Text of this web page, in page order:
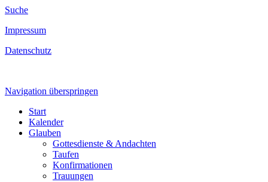
Suche
Impressum
Datenschutz
Navigation überspringen
Start
Kalender
Glauben
Gottesdienste & Andachten
Taufen
Konfirmationen
Trauungen